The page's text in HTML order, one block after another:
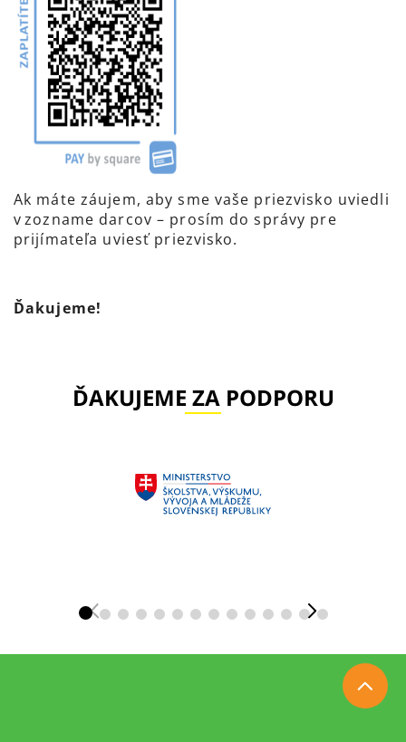
Ak máte záujem, aby sme vaše priezvisko uviedli
v zozname darcov – prosím do správy pre
prijímateľa uviesť priezvisko.
Ďakujeme!
ĎAKUJEME ZA PODPORU